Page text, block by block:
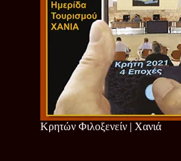
Κρητών Φιλοξενείν | Χανιά